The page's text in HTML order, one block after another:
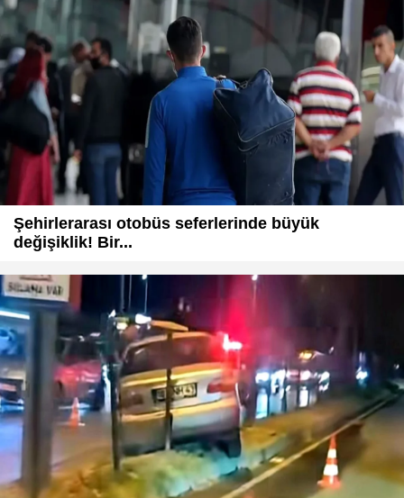
Şehirlerarası otobüs seferlerinde büyük
değişiklik! Bir...